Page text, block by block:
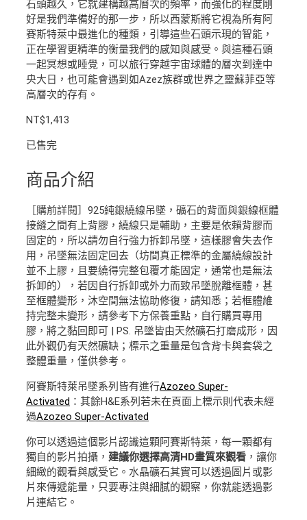
石頭越久，它就建構越高層次的頻率，而強化的程度剛
好是我們準備好的那一步，所以西蒙斯將它視為所有阿
賽斯特萊中最進化的種類，引導這些石頭示現的智能，
正在學習更精準的衡量我們的感知與感受。與這種石頭
一起冥想或睡覺，可以旅行穿越宇宙球體的層次到達中
央大日，也可能會遇到如Azez族群或世界之靈蘇菲亞等
高層次的存有。
NT$1,413
已售完
商品介紹
［購前詳閱］925純銀繞線吊墜，礦石的背面與銀線框體
接縫之間有上背膠，繞線只是輔助，主要是依賴背膠而
固定的，所以請勿自行強力拆卸吊墜，這樣膠會失去作
用，吊墜無法固定回去（坊間真正標準的金屬繞線設計
並不上膠，且要繞得完整包覆才能固定，通常也是無法
拆卸的），若因自行拆卸或外力而致吊墜脫離框體，甚
至框體變形，沐空間無法協助修復，請知悉；若框體維
持完整未變形，請參考下方保養重點，自行購買專用
膠，將之黏回即可 | PS. 吊墜皆由天然礦石打磨成形，因
此外觀仍有天然礦缺；標示之重量是包含背卡與套袋之
整體重量，僅供參考。
阿賽斯特萊吊墜系列皆有進行Azozeo Super-
Activated ：其餘H&E系列若未在頁面上標示則代表未經
過Azozeo Super-Activated
你可以透過這個影片認識這顆阿賽斯特萊，每一顆都有
獨自的影片拍攝， 建議你選擇高清HD畫質來觀看 ，讓你
細緻的觀看與感受它。水晶礦石其實可以透過圖片或影
片來傳遞能量，只要專注與細膩的觀察，你就能透過影
片連結它。